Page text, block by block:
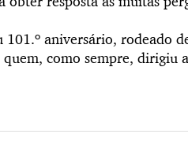
aniversário, rodeado
como sempre, dirigiu